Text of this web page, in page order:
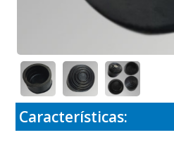
Características: